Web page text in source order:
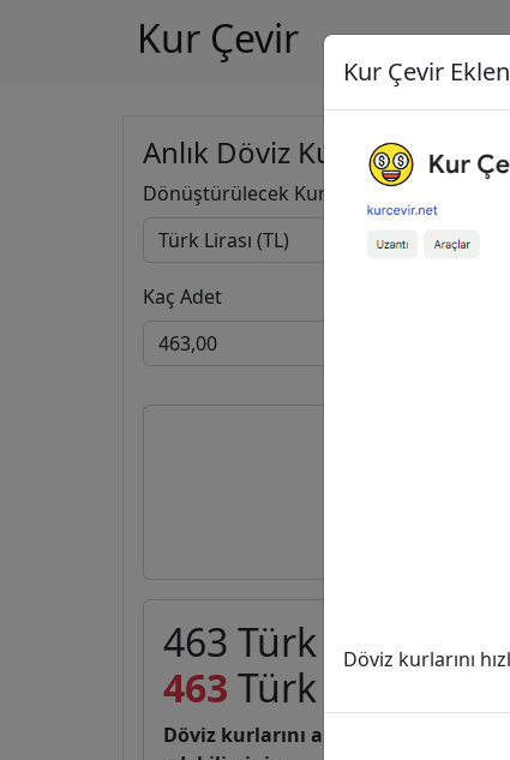
Kur Çevir
Anlık Döviz Kuru Hesapla
Dönüştürülecek Kur
Kaç Adet
463 Türk Lirası
463 Türk Lirası
Döviz kurlarını anlık, canlı, basit
Kur Çevir
Döviz kurlarını